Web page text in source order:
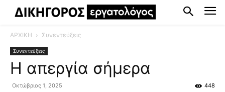
ΑΡΧΙΚΗ Συνεντεύξεις
Συνεντεύξεις
Η απεργία σήμερα
Οκτώβριος 1, 2025 448